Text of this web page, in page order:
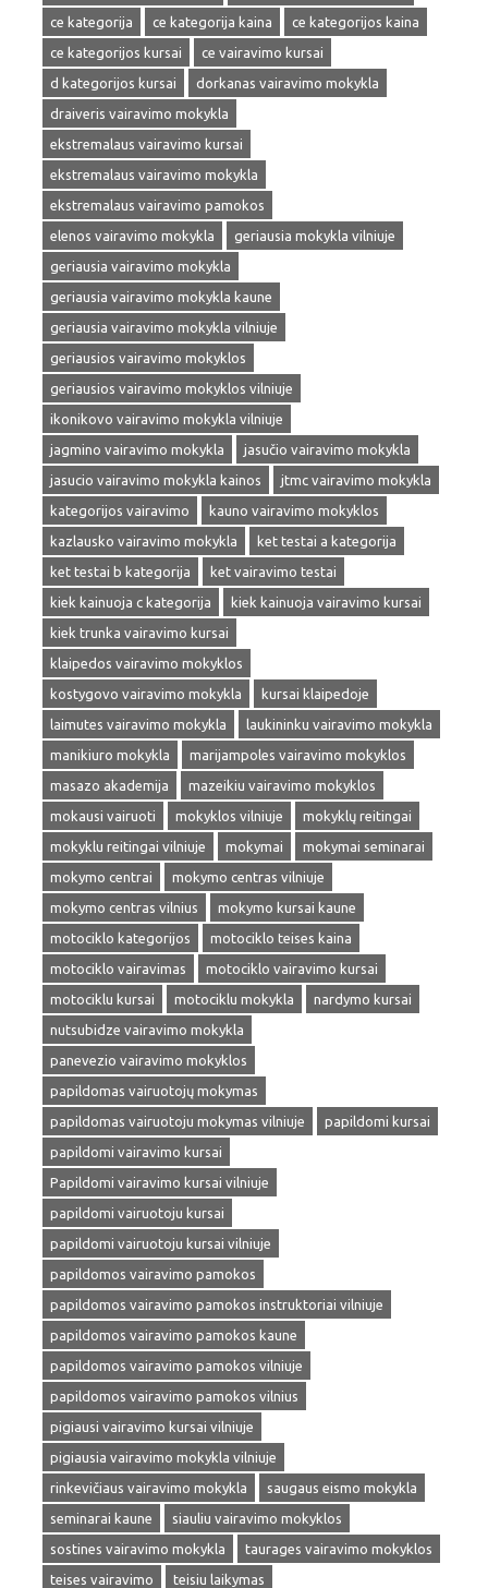
ce kategorija
ce kategorija kaina
ce kategorijos kaina
ce kategorijos kursai
ce vairavimo kursai
d kategorijos kursai
dorkanas vairavimo mokykla
draiveris vairavimo mokykla
ekstremalaus vairavimo kursai
ekstremalaus vairavimo mokykla
ekstremalaus vairavimo pamokos
elenos vairavimo mokykla
geriausia mokykla vilniuje
geriausia vairavimo mokykla
geriausia vairavimo mokykla kaune
geriausia vairavimo mokykla vilniuje
geriausios vairavimo mokyklos
geriausios vairavimo mokyklos vilniuje
ikonikovo vairavimo mokykla vilniuje
jagmino vairavimo mokykla
jasučio vairavimo mokykla
jasucio vairavimo mokykla kainos
jtmc vairavimo mokykla
kategorijos vairavimo
kauno vairavimo mokyklos
kazlausko vairavimo mokykla
ket testai a kategorija
ket testai b kategorija
ket vairavimo testai
kiek kainuoja c kategorija
kiek kainuoja vairavimo kursai
kiek trunka vairavimo kursai
klaipedos vairavimo mokyklos
kostygovo vairavimo mokykla
kursai klaipedoje
laimutes vairavimo mokykla
laukininku vairavimo mokykla
manikiuro mokykla
marijampoles vairavimo mokyklos
masazo akademija
mazeikiu vairavimo mokyklos
mokausi vairuoti
mokyklos vilniuje
mokyklų reitingai
mokyklu reitingai vilniuje
mokymai
mokymai seminarai
mokymo centrai
mokymo centras vilniuje
mokymo centras vilnius
mokymo kursai kaune
motociklo kategorijos
motociklo teises kaina
motociklo vairavimas
motociklo vairavimo kursai
motociklu kursai
motociklu mokykla
nardymo kursai
nutsubidze vairavimo mokykla
panevezio vairavimo mokyklos
papildomas vairuotojų mokymas
papildomas vairuotoju mokymas vilniuje
papildomi kursai
papildomi vairavimo kursai
Papildomi vairavimo kursai vilniuje
papildomi vairuotoju kursai
papildomi vairuotoju kursai vilniuje
papildomos vairavimo pamokos
papildomos vairavimo pamokos instruktoriai vilniuje
papildomos vairavimo pamokos kaune
papildomos vairavimo pamokos vilniuje
papildomos vairavimo pamokos vilnius
pigiausi vairavimo kursai vilniuje
pigiausia vairavimo mokykla vilniuje
rinkevičiaus vairavimo mokykla
saugaus eismo mokykla
seminarai kaune
siauliu vairavimo mokyklos
sostines vairavimo mokykla
taurages vairavimo mokyklos
teises vairavimo
teisiu laikymas